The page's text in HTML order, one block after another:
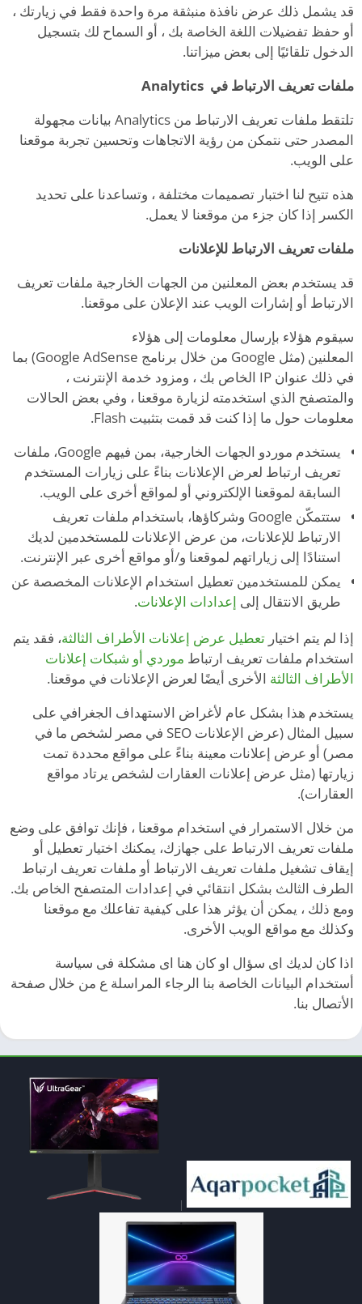
قد يشمل ذلك عرض نافذة منبثقة مرة واحدة فقط في زيارتك ،
أو حفظ تفضيلات اللغة الخاصة بك ، أو السماح لك بتسجيل
الدخول تلقائيًا إلى بعض ميزاتنا.
ملفات تعريف الارتباط في
تلتقط ملفات تعريف الارتباط من Analytics بيانات مجهولة
المصدر حتى نتمكن من رؤية الاتجاهات وتحسين تجربة موقعنا
على الويب.
هذه تتيح لنا اختبار تصميمات مختلفة ، وتساعدنا على تحديد
الكسر إذا كان جزء من موقعنا لا يعمل.
ملفات تعريف الارتباط للإعلانات
قد يستخدم بعض المعلنين من الجهات الخارجية ملفات تعريف
الارتباط أو إشارات الويب عند الإعلان على موقعنا.
سيقوم هؤلاء بإرسال معلومات إلى هؤلاء
المعلنين (مثل Google من خلال برنامج Google AdSense) بما
في ذلك عنوان IP الخاص بك ، ومزود خدمة الإنترنت ،
والمتصفح الذي استخدمته لزيارة موقعنا ، وفي بعض الحالات
معلومات حول ما إذا كنت قد قمت بتثبيت Flash.
يستخدم موردو الجهات الخارجية، بمن فيهم Google، ملفات
تعريف ارتباط لعرض الإعلانات بناءً على زيارات المستخدم
السابقة لموقعنا الإلكتروني أو لمواقع أخرى على الويب.
ستتمكّن Google وشركاؤها، باستخدام ملفات تعريف
الارتباط للإعلانات، من عرض الإعلانات للمستخدمين لديك
استنادًا إلى زياراتهم لموقعنا و/أو مواقع أخرى عبر الإنترنت.
يمكن للمستخدمين تعطيل استخدام الإعلانات المخصصة عن
طريق الانتقال إلى إعدادات الإعلانات.
إذا لم يتم اختيار تعطيل عرض إعلانات الأطراف الثالثة، فقد يتم
استخدام ملفات تعريف ارتباط موردي أو شبكات إعلانات
الأطراف الثالثة الأخرى أيضًا لعرض الإعلانات في موقعنا.
يستخدم هذا بشكل عام لأغراض الاستهداف الجغرافي على
سبيل المثال (عرض الإعلانات SEO في مصر لشخص ما في
مصر) أو عرض إعلانات معينة بناءً على مواقع محددة تمت
زيارتها (مثل عرض إعلانات العقارات لشخص يرتاد مواقع
العقارات).
من خلال الاستمرار في استخدام موقعنا ، فإنك توافق على وضع
ملفات تعريف الارتباط على جهازك، يمكنك اختيار تعطيل أو
إيقاف تشغيل ملفات تعريف الارتباط أو ملفات تعريف ارتباط
الطرف الثالث بشكل انتقائي في إعدادات المتصفح الخاص بك.
ومع ذلك ، يمكن أن يؤثر هذا على كيفية تفاعلك مع موقعنا
وكذلك مع مواقع الويب الأخرى.
اذا كان لديك اى سؤال او كان هنا اى مشكلة فى سياسة
أستخدام البيانات الخاصة بنا الرجاء المراسلة ع من خلال صفحة
الأتصال بنا.
|